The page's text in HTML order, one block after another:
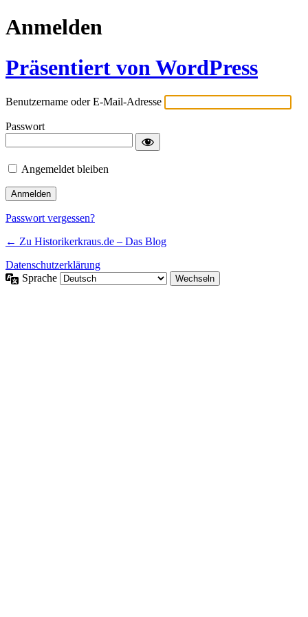
Anmelden
Präsentiert von WordPress
Benutzername oder E-Mail-Adresse
Passwort
Angemeldet bleiben
Passwort vergessen?
← Zu Historikerkraus.de – Das Blog
Datenschutzerklärung
Sprache